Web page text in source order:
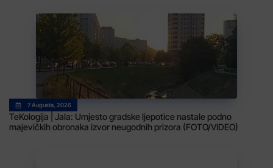
7 Augusta, 2026
TeKologija | Jala: Umjesto gradske ljepotice nastale podno
majevičkih obronaka izvor neugodnih prizora (FOTO/VIDEO)